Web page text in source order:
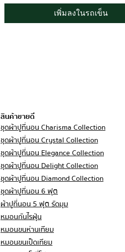
เพิ่มลงในรถเข็น
สินค้าขายดี
ชุดผ้าปูที่นอน Charisma Collection
ชุดผ้าปูที่นอน Crystal Collection
ชุดผ้าปูที่นอน Elegance Collection
ชุดผ้าปูที่นอน Delight Collection
ชุดผ้าปูที่นอน Diamond Collection
ชุดผ้าปูที่นอน 6 ฟุต
ผ้าปูที่นอน 5 ฟุต รัดมุม
หมอนกันไรฝุ่น
หมอนขนห่านเทียม
หมอนขนเป็ดเทียม